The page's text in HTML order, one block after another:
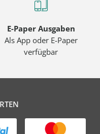
E-Paper Ausgaben
Als App oder E-Paper
verfügbar